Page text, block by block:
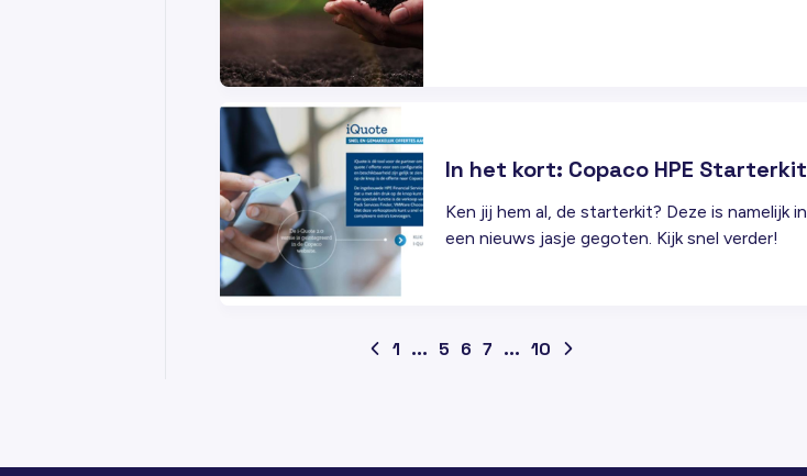
In het kort: Copaco HPE Starterkit
Ken jij hem al, de starterkit? Deze is namelijk in
een nieuws jasje gegoten. Kijk snel verder!
1 ... 5 6 7 ... 10